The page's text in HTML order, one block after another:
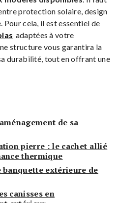
protection solaire, design
cela, il est essentiel de
adaptées à votre
structure vous garantira la
durabilité, tout en offrant une
de sa
pierre : le cachet allié
thermique
banquette extérieure de
canisses en